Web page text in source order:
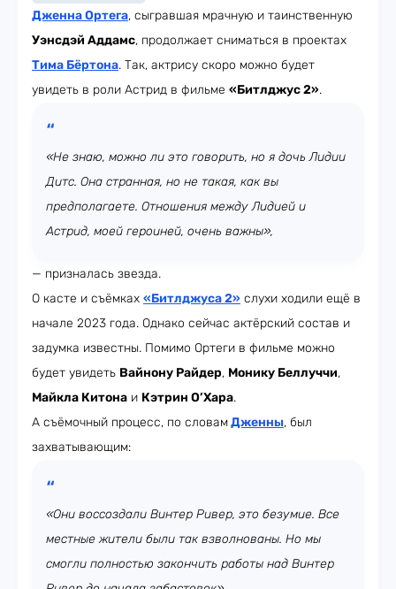
Дженна Ортега, сыгравшая мрачную и таинственную
Уэнсдэй Аддамс, продолжает сниматься в проектах
Тима Бёртона. Так, актрису скоро можно будет
увидеть в роли Астрид в фильме «Битлджус 2».
«Не знаю, можно ли это говорить, но я дочь Лидии
Дитс. Она странная, но не такая, как вы
предполагаете. Отношения между Лидией и
Астрид, моей героиней, очень важны»,
— призналась звезда.
О касте и съёмках «Битлджуса 2» слухи ходили ещё в
начале 2023 года. Однако сейчас актёрский состав и
задумка известны. Помимо Ортеги в фильме можно
будет увидеть Вайнону Райдер, Монику Беллуччи,
Майкла Китона и Кэтрин О’Хара.
А съёмочный процесс, по словамДженны, был
захватывающим:
«Они воссоздали Винтер Ривер, это безумие. Все
местные жители были так взволнованы. Но мы
смогли полностью закончить работы над Винтер